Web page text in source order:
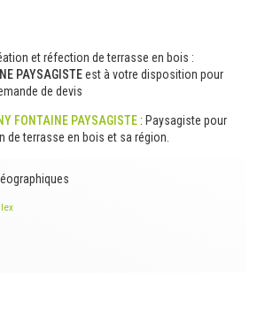
et réfection de terrasse en bois :
PAYSAGISTEest à votre disposition pour
de devis
FONTAINE PAYSAGISTE : Paysagiste pour
de terrasse en bois et sa région.